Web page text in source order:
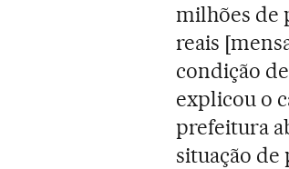
milhões de
reais
condição
explicou o
prefeitura
situação